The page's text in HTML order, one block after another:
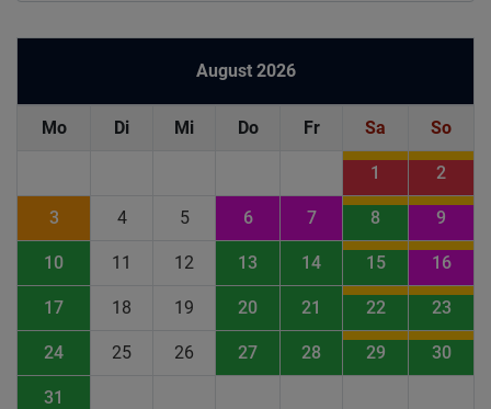
August 2026
Mo Di Mi Do Fr Sa So
1 2
3 4 5 6 7 8 9
10 11 12 13 14 15 16
17 18 19 20 21 22 23
24 25 26 27 28 29 30
31